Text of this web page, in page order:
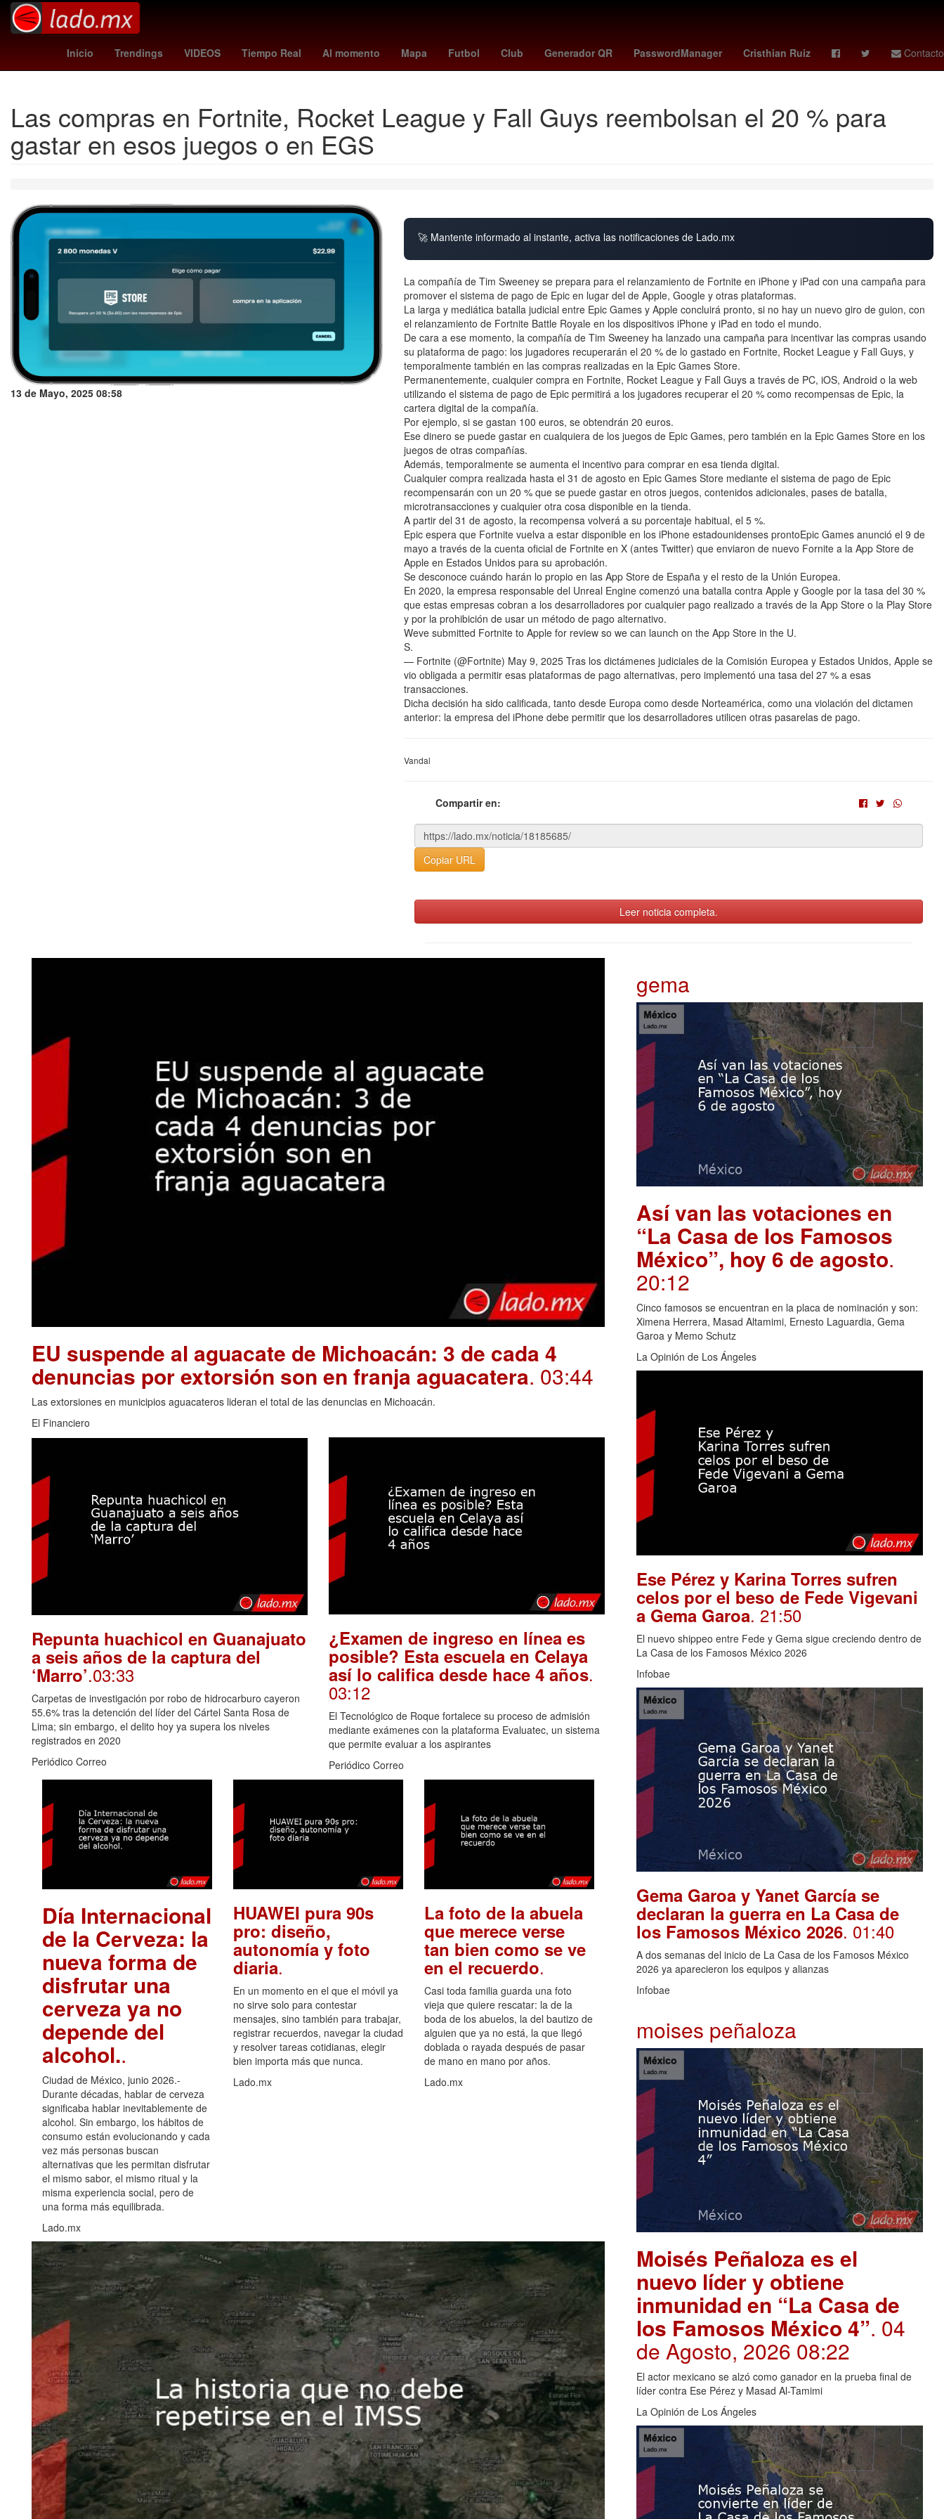
Inicio Trendings VIDEOS Tiempo Real Al momento Mapa Futbol Club Generador QR PasswordManager Cristhian Ruiz Contacto
polonia - finlandia bélgica - kazajistán luxemburgo - eslovaquia Venezolanos turquía - españa 26 de marzo alemania - irlanda del norte seahawks vs 49ers Denuncia China
Las compras en Fortnite, Rocket League y Fall Guys reembolsan el 20 % para
gastar en esos juegos o en EGS
13 de Mayo, 2025 08:58
🚀 Mantente informado al instante, activa las notificaciones de Lado.mx
La compañía de Tim Sweeney se prepara para el relanzamiento de Fortnite en iPhone y iPad con una campaña para
promover el sistema de pago de Epic en lugar del de Apple, Google y otras plataformas.
La larga y mediática batalla judicial entre Epic Games y Apple concluirá pronto, si no hay un nuevo giro de guion, con
el relanzamiento de Fortnite Battle Royale en los dispositivos iPhone y iPad en todo el mundo.
De cara a ese momento, la compañía de Tim Sweeney ha lanzado una campaña para incentivar las compras usando
su plataforma de pago: los jugadores recuperarán el 20 % de lo gastado en Fortnite, Rocket League y Fall Guys, y
temporalmente también en las compras realizadas en la Epic Games Store.
Permanentemente, cualquier compra en Fortnite, Rocket League y Fall Guys a través de PC, iOS, Android o la web
utilizando el sistema de pago de Epic permitirá a los jugadores recuperar el 20 % como recompensas de Epic, la
cartera digital de la compañía.
Por ejemplo, si se gastan 100 euros, se obtendrán 20 euros.
Ese dinero se puede gastar en cualquiera de los juegos de Epic Games, pero también en la Epic Games Store en los
juegos de otras compañías.
Además, temporalmente se aumenta el incentivo para comprar en esa tienda digital.
Cualquier compra realizada hasta el 31 de agosto en Epic Games Store mediante el sistema de pago de Epic
recompensarán con un 20 % que se puede gastar en otros juegos, contenidos adicionales, pases de batalla,
microtransacciones y cualquier otra cosa disponible en la tienda.
A partir del 31 de agosto, la recompensa volverá a su porcentaje habitual, el 5 %.
Epic espera que Fortnite vuelva a estar disponible en los iPhone estadounidenses prontoEpic Games anunció el 9 de
mayo a través de la cuenta oficial de Fortnite en X (antes Twitter) que enviaron de nuevo Fornite a la App Store de
Apple en Estados Unidos para su aprobación.
Se desconoce cuándo harán lo propio en las App Store de España y el resto de la Unión Europea.
En 2020, la empresa responsable del Unreal Engine comenzó una batalla contra Apple y Google por la tasa del 30 %
que estas empresas cobran a los desarrolladores por cualquier pago realizado a través de la App Store o la Play Store
y por la prohibición de usar un método de pago alternativo.
Weve submitted Fortnite to Apple for review so we can launch on the App Store in the U.
S.
— Fortnite (@Fortnite) May 9, 2025 Tras los dictámenes judiciales de la Comisión Europea y Estados Unidos, Apple se
vio obligada a permitir esas plataformas de pago alternativas, pero implementó una tasa del 27 % a esas
transacciones.
Dicha decisión ha sido calificada, tanto desde Europa como desde Norteamérica, como una violación del dictamen
anterior: la empresa del iPhone debe permitir que los desarrolladores utilicen otras pasarelas de pago.
Vandal
Compartir en:
Copiar URL
Leer noticia completa.
EU suspende al aguacate de Michoacán: 3 de cada 4
denuncias por extorsión son en franja aguacatera. 03:44
Las extorsiones en municipios aguacateros lideran el total de las denuncias en Michoacán.
El Financiero
Repunta huachicol en Guanajuato
a seis años de la captura del
‘Marro’.03:33
Carpetas de investigación por robo de hidrocarburo cayeron
55.6% tras la detención del líder del Cártel Santa Rosa de
Lima; sin embargo, el delito hoy ya supera los niveles
registrados en 2020
Periódico Correo
¿Examen de ingreso en línea es
posible? Esta escuela en Celaya
así lo califica desde hace 4 años.
03:12
El Tecnológico de Roque fortalece su proceso de admisión
mediante exámenes con la plataforma Evaluatec, un sistema
que permite evaluar a los aspirantes
Periódico Correo
Día Internacional
de la Cerveza: la
nueva forma de
disfrutar una
cerveza ya no
depende del
alcohol..
Ciudad de México, junio 2026.-
Durante décadas, hablar de cerveza
significaba hablar inevitablemente de
alcohol. Sin embargo, los hábitos de
consumo están evolucionando y cada
vez más personas buscan
alternativas que les permitan disfrutar
el mismo sabor, el mismo ritual y la
misma experiencia social, pero de
una forma más equilibrada.
Lado.mx
HUAWEI pura 90s
pro: diseño,
autonomía y foto
diaria.
En un momento en el que el móvil ya
no sirve solo para contestar
mensajes, sino también para trabajar,
registrar recuerdos, navegar la ciudad
y resolver tareas cotidianas, elegir
bien importa más que nunca.
Lado.mx
La foto de la abuela
que merece verse
tan bien como se ve
en el recuerdo.
Casi toda familia guarda una foto
vieja que quiere rescatar: la de la
boda de los abuelos, la del bautizo de
alguien que ya no está, la que llegó
doblada o rayada después de pasar
de mano en mano por años.
Lado.mx
gema
Así van las votaciones en
“La Casa de los Famosos
México”, hoy 6 de agosto.
20:12
Cinco famosos se encuentran en la placa de nominación y son:
Ximena Herrera, Masad Altamimi, Ernesto Laguardia, Gema
Garoa y Memo Schutz
La Opinión de Los Ángeles
Ese Pérez y Karina Torres sufren
celos por el beso de Fede Vigevani
a Gema Garoa. 21:50
El nuevo shippeo entre Fede y Gema sigue creciendo dentro de
La Casa de los Famosos México 2026
Infobae
Gema Garoa y Yanet García se
declaran la guerra en La Casa de
los Famosos México 2026. 01:40
A dos semanas del inicio de La Casa de los Famosos México
2026 ya aparecieron los equipos y alianzas
Infobae
moises peñaloza
Moisés Peñaloza es el
nuevo líder y obtiene
inmunidad en “La Casa de
los Famosos México 4”. 04
de Agosto, 2026 08:22
El actor mexicano se alzó como ganador en la prueba final de
líder contra Ese Pérez y Masad Al-Tamimi
La Opinión de Los Ángeles